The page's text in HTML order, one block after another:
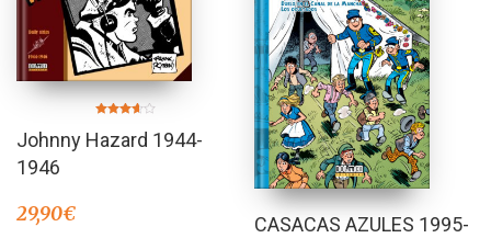
en
3.50
Johnny Hazard 1944-
1946
29,90€
CASACAS AZULES 1995-